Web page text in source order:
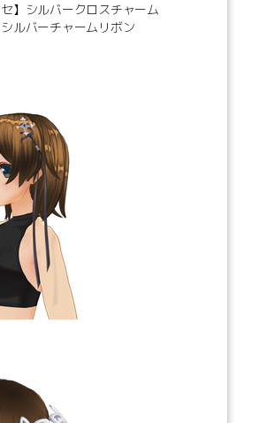
セ】シルバークロスチャーム
シルバーチャームリボン